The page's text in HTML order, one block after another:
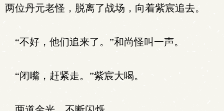
两位丹元老怪，脱离了战场，向着紫宸追去。
“不好，他们追来了。”和尚怪叫一声。
“闭嘴，赶紧走。”紫宸大喝。